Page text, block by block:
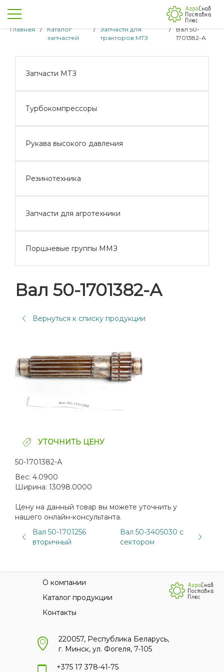
Главная /
Каталог
запчастей
/
Запчасти для
тракторов МТЗ
/
Вал 50-
1701382-А
Запчасти МТЗ
Турбокомпрессоры
Рукава высокого давления
Резинотехника
Запчасти для агротехники
Поршневые группы ММЗ
Вал 50-1701382-А
Вернуться к списку продукции
УТОЧНИТЬ ЦЕНУ
50-1701382-А
Вес: 4.0900
Ширина: 13098.0000
Цену на данный товар вы можете уточнить у
нашего онлайн-консультанта.
Вал 50-1701256
вторичный
Вал 50-3405030 с
сектором
О компании
Каталог продукции
Контакты
220057, Республика Беларусь,
г. Минск, ул. Фогеля, 7-105
+375 17 378-41-75